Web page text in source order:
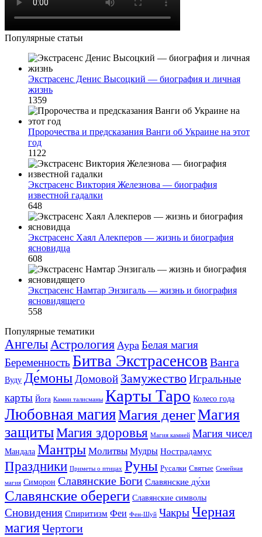
Популярные статьи
Экстрасенс Денис Высоцкий — биография и личная
жизнь
1359
Пророчества и предсказания Ванги об Украине на этот
год
1122
Экстрасенс Виктория Железнова — биография
известной гадалки
648
Экстрасенс Хаял Алекперов — жизнь и биография
ясновидца
608
Экстрасенс Намтар Энзигаль — жизнь и биография
ясновидящего
558
Популярные тематики
АнгелыАстрология Аура Белая магия
Беременность Битва Экстрасенсов Ванга
Вуду Де́моны Домовой ЗамужествоИгральные
карты Йога Камни талисманы Карты Таро Колесо года
Любовная магияМагия денегМагия
защитыМагия здоровья Магия камней Магия чисел
Мандала Мантры Молитвы Мудры Нострадамус
Праздники Приметы о птицах Руны Русалки Святые Семейная
магия Симорон Славянские Боги Славянские ду́хи
Славянские обереги Славянские символы
Сновидения Спиритизм Феи Фен-Шуй ЧакрыЧерная
магияЧертоги